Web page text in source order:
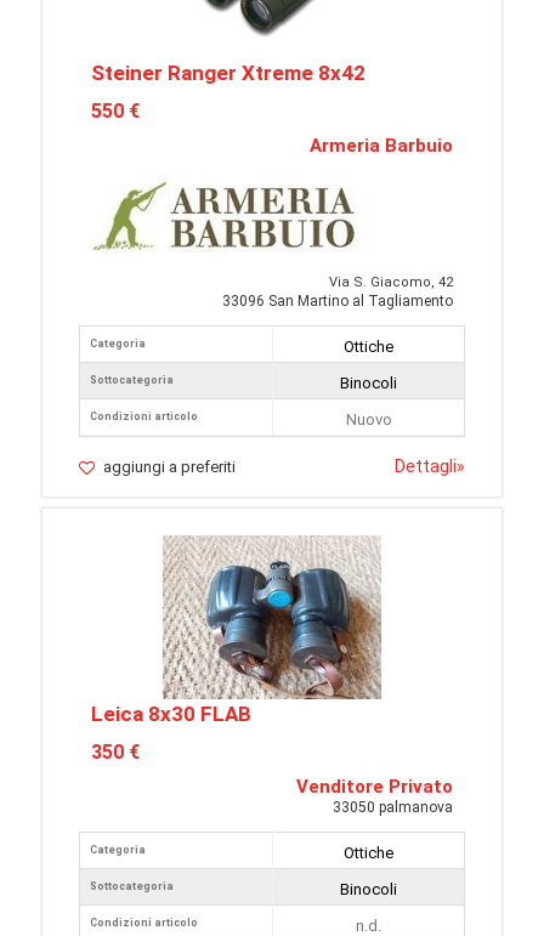
Steiner Ranger Xtreme 8x42
550 €
Armeria Barbuio
Via S. Giacomo, 42
33096 San Martino al Tagliamento
Categoria
Sottocategoria
Condizioni articolo
Ottiche
Binocoli
Nuovo
aggiungi a preferiti Dettagli»
Leica 8x30 FLAB
350 €
Venditore Privato
33050 palmanova
Categoria
Sottocategoria
Condizioni articolo
Ottiche
Binocoli
n.d.